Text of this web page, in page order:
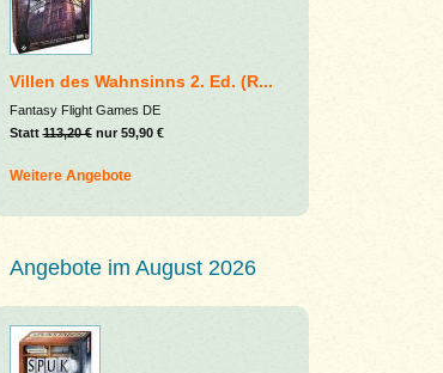
Villen des Wahnsinns 2. Ed. (R...
Fantasy Flight Games DE
Statt113,20 €nur 59,90 €
Weitere Angebote
Angebote im August 2026